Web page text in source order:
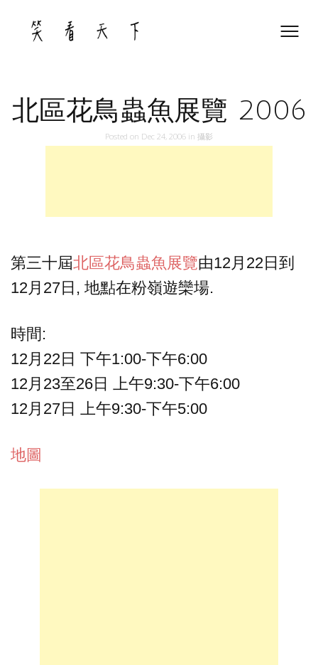
content
北區花鳥蟲魚展覽 2006
Posted on Dec 24, 2006 in 攝影
第三十屆北區花鳥蟲魚展覽由12月22日到
12月27日, 地點在粉嶺遊欒場.
時間:
12月22日 下午1:00-下午6:00
12月23至26日 上午9:30-下午6:00
12月27日 上午9:30-下午5:00
地圖